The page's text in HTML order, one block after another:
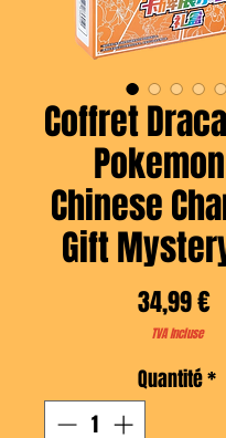
Coffret
Chinese
Gift
34,99 €
TVA Incluse
Quantité*